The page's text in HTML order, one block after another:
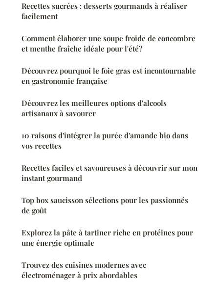
Recettes sucrées : desserts gourmands à réaliser
facilement
Comment élaborer une soupe froide de concombre
et menthe fraîche idéale pour l'été?
Découvrez pourquoi le foie gras est incontournable
en gastronomie française
Découvrez les meilleures options d'alcools
artisanaux à savourer
10 raisons d'intégrer la purée d'amande bio dans
vos recettes
Recettes faciles et savoureuses à découvrir sur mon
instant gourmand
Top box saucisson sélections pour les passionnés
de goût
Explorez la pâte à tartiner riche en protéines pour
une énergie optimale
Trouvez des cuisines modernes avec
électroménager à prix abordables